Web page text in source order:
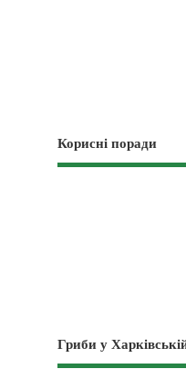
Корисні поради
Гриби у